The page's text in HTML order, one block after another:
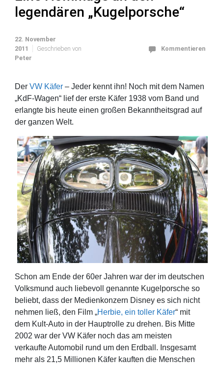
legendären „Kugelporsche“
22. November
2011
Geschrieben von
Peter
Kommentieren
Der VW Käfer – Jeder kennt ihn! Noch mit dem Namen
„KdF-Wagen“ lief der erste Käfer 1938 vom Band und
erlangte bis heute einen großen Bekanntheitsgrad auf
der ganzen Welt.
Schon am Ende der 60er Jahren war der im deutschen
Volksmund auch liebevoll genannte Kugelporsche so
beliebt, dass der Medienkonzern Disney es sich nicht
nehmen ließ, den Film „Herbie, ein toller Käfer“ mit
dem Kult-Auto in der Hauptrolle zu drehen. Bis Mitte
2002 war der VW Käfer noch das am meisten
verkaufte Automobil rund um den Erdball. Insgesamt
mehr als 21,5 Millionen Käfer kauften die Menschen